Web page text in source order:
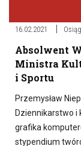
16.02.2021
Absolwent
Ministra
i Sportu
Przemysław
Dziennikarstwo i
grafika
stypendium